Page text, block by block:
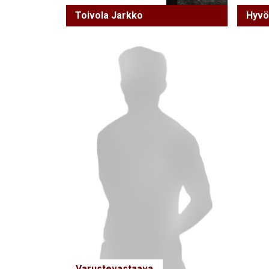
Toivola Jarkko